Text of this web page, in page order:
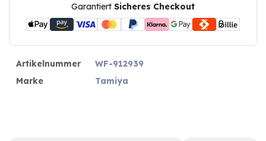
Garantiert Sicheres Checkout
Artikelnummer
WF-912939
Marke
Tamiya